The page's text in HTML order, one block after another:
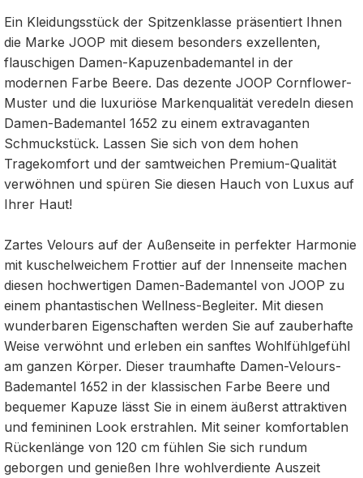
Ein Kleidungsstück der Spitzenklasse präsentiert Ihnen
die Marke JOOP mit diesem besonders exzellenten,
flauschigen Damen-Kapuzenbademantel in der
modernen Farbe Beere. Das dezente JOOP Cornflower-
Muster und die luxuriöse Markenqualität veredeln diesen
Damen-Bademantel 1652 zu einem extravaganten
Schmuckstück. Lassen Sie sich von dem hohen
Tragekomfort und der samtweichen Premium-Qualität
verwöhnen und spüren Sie diesen Hauch von Luxus auf
Ihrer Haut!
Zartes Velours auf der Außenseite in perfekter Harmonie
mit kuschelweichem Frottier auf der Innenseite machen
diesen hochwertigen Damen-Bademantel von JOOP zu
einem phantastischen Wellness-Begleiter. Mit diesen
wunderbaren Eigenschaften werden Sie auf zauberhafte
Weise verwöhnt und erleben ein sanftes Wohlfühlgefühl
am ganzen Körper. Dieser traumhafte Damen-Velours-
Bademantel 1652 in der klassischen Farbe Beere und
bequemer Kapuze lässt Sie in einem äußerst attraktiven
und femininen Look erstrahlen. Mit seiner komfortablen
Rückenlänge von 120 cm fühlen Sie sich rundum
geborgen und genießen Ihre wohlverdiente Auszeit